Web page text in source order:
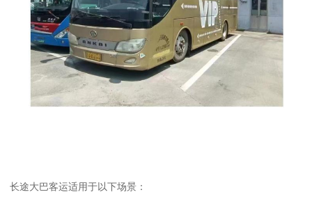
长途大巴客运适用于以下场景：